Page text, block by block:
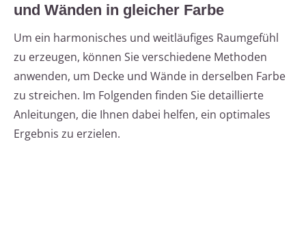
und Wänden in gleicher Farbe
Um ein harmonisches und weitläufiges Raumgefühl
zu erzeugen, können Sie verschiedene Methoden
anwenden, um Decke und Wände in derselben Farbe
zu streichen. Im Folgenden finden Sie detaillierte
Anleitungen, die Ihnen dabei helfen, ein optimales
Ergebnis zu erzielen.